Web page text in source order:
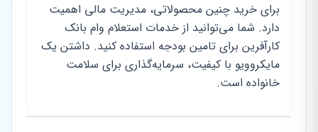
برای خرید چنین محصولاتی، مدیریت مالی اهمیت
دارد. شما می‌توانید از خدمات استعلام وام بانک
کارآفرین برای تامین بودجه استفاده کنید. داشتن یک
مایکروویو با کیفیت، سرمایه‌گذاری برای سلامت
خانواده است.